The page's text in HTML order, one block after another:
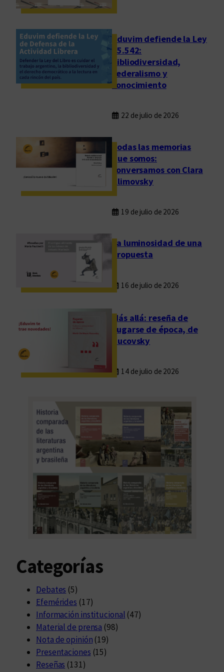
Eduvim defiende la Ley
25.542:
bibliodiversidad,
federalismo y
conocimiento
22 de julio de 2026
Todas las memorias
que somos:
conversamos con Clara
Klimovsky
19 de julio de 2026
La luminosidad de una
propuesta
16 de julio de 2026
Más allá: reseña de
Fugarse de época, de
Rucovsky
14 de julio de 2026
Categorías
Debates (5)
Efemérides (17)
Información institucional (47)
Material de prensa (98)
Nota de opinión (19)
Presentaciones (15)
Reseñas (131)